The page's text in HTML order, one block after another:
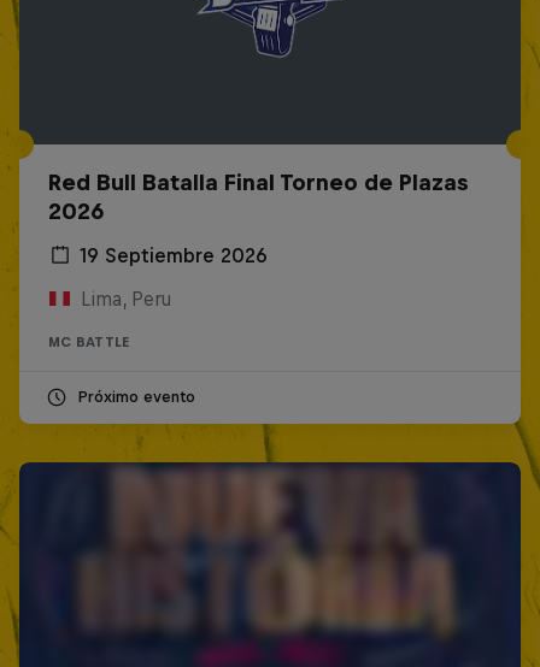
Red Bull Batalla Final Torneo de Plazas
2026
19 Septiembre 2026
Lima, Peru
MC BATTLE
Próximo evento